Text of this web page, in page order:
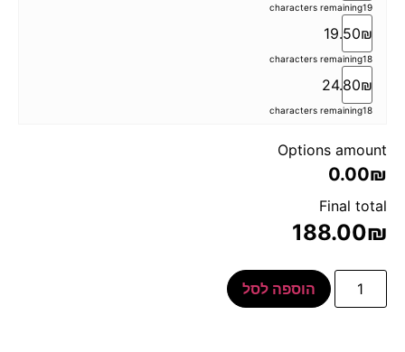
19
characters remaining
19.50₪
18
characters remaining
24.80₪
18
characters remaining
Options amount
0.00₪
Final total
188.00₪
הוספה לסל